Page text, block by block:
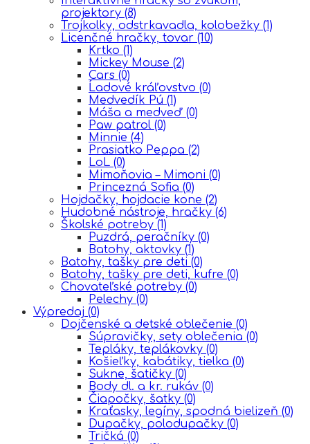
projektory (8)
Trojkolky, odstrkavadla, kolobežky (1)
Licenčné hračky, tovar (10)
Krtko (1)
Mickey Mouse (2)
Cars (0)
Ĺadové kráľovstvo (0)
Medvedík Pú (1)
Máša a medveď (0)
Paw patrol (0)
Minnie (4)
Prasiatko Peppa (2)
LoL (0)
Mimoňovia – Mimoni (0)
Princezná Sofia (0)
Hojdačky, hojdacie kone (2)
Hudobné nástroje, hračky (6)
Školské potreby (1)
Puzdrá, peračníky (0)
Batohy, aktovky (1)
Batohy, tašky pre deti (0)
Batohy, tašky pre deti, kufre (0)
Chovateľské potreby (0)
Pelechy (0)
Výpredaj (0)
Dojčenské a detské oblečenie (0)
Súpravičky, sety oblečenia (0)
Tepláky, teplákovky (0)
Košieľky, kabátiky, tielka (0)
Sukne, šatičky (0)
Body dl. a kr. rukáv (0)
Čiapočky, šatky (0)
Kraťasky, legíny, spodná bielizeň (0)
Dupačky, polodupačky (0)
Tričká (0)